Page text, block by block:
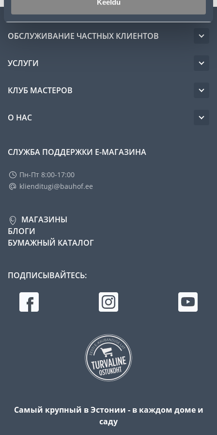
Keeldu
ОБСЛУЖИВАНИЕ ЧАСТНЫХ КЛИЕНТОВ
УСЛУГИ
КЛУБ МАСТЕРОВ
О НАС
СЛУЖБА ПОДДЕРЖКИ Е-МАГАЗИНА
Пн-Пт 8:00-17:00
klienditugi@bauhof.ee
МАГАЗИНЫ
БЛОГИ
БУМАЖНЫЙ КАТАЛОГ
ПОДПИСЫВАЙТЕСЬ:
Самый крупный в Эстонии - в каждом доме и
саду